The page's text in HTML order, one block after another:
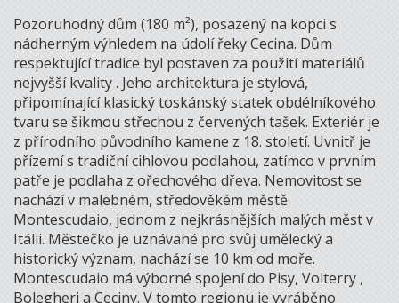
Pozoruhodný dům (180 m²), posazený na kopci s
nádherným výhledem na údolí řeky Cecina. Dům
respektující tradice byl postaven za použití materiálů
nejvyšší kvality . Jeho architektura je stylová,
připomínající klasický toskánský statek obdélníkového
tvaru se šikmou střechou z červených tašek. Exteriér je
z přírodního původního kamene z 18. století. Uvnitř je
přízemí s tradiční cihlovou podlahou, zatímco v prvním
patře je podlaha z ořechového dřeva. Nemovitost se
nachází v malebném, středověkém městě
Montescudaio, jednom z nejkrásnějších malých měst v
Itálii. Městečko je uznávané pro svůj umělecký a
historický význam, nachází se 10 km od moře.
Montescudaio má výborné spojení do Pisy, Volterry ,
Bolegheri a Ceciny. V tomto regionu je vyráběno